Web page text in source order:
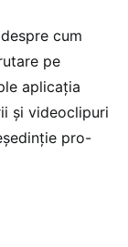
despre cum
pe
aplicația
și videoclipuri
pro-